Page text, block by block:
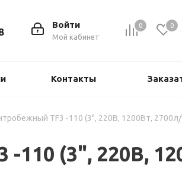
0 0
Войти
Мой кабинет
Контакты
TF3 -110 (3", 220В, 1200Вт,
(3", 220В,